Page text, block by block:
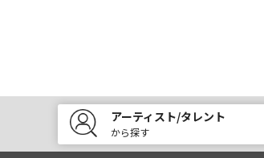
アーティスト/タレント
から探す